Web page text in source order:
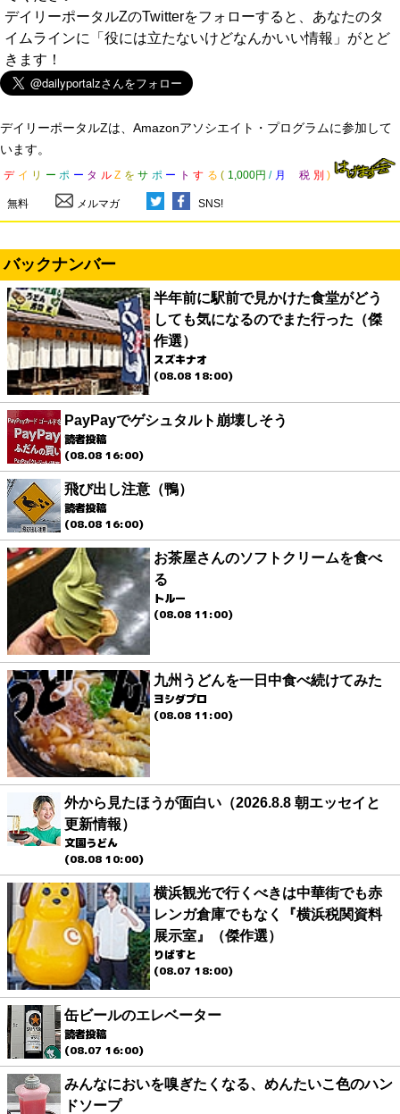
デイリーポータルZのTwitterをフォローすると、あなたのタ
イムラインに「役には立たないけどなんかいい情報」がとど
きます！
デイリーポータルZは、Amazonアソシエイト・プログラムに参加して
います。
デ イ リ ー ポ ー タ ル Z を サ ポ ー ト す る ( 1,000円 / 月 税 別 )
無料 メルマガ SNS!
バックナンバー
半年前に駅前で見かけた食堂がどう
しても気になるのでまた行った（傑
作選）
スズキナオ
(08.08 18:00)
PayPayでゲシュタルト崩壊しそう
読者投稿
(08.08 16:00)
飛び出し注意（鴨）
読者投稿
(08.08 16:00)
お茶屋さんのソフトクリームを食べ
る
トルー
(08.08 11:00)
九州うどんを一日中食べ続けてみた
ヨシダプロ
(08.08 11:00)
外から見たほうが面白い（2026.8.8 朝エッセイと
更新情報）
文園うどん
(08.08 10:00)
横浜観光で行くべきは中華街でも赤
レンガ倉庫でもなく『横浜税関資料
展示室』（傑作選）
りばすと
(08.07 18:00)
缶ビールのエレベーター
読者投稿
(08.07 16:00)
みんなにおいを嗅ぎたくなる、めんたいこ色のハン
ドソープ